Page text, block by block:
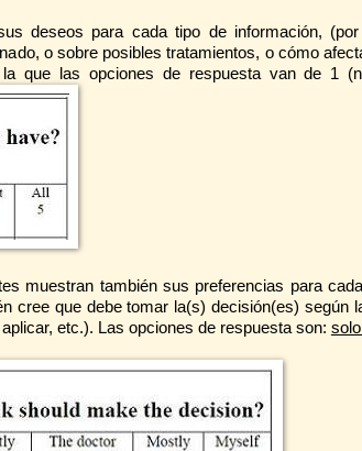
deseos para cada tipo de información,
o sobre posibles tratamientos, o cómo
que las opciones de respuesta van de 1
muestran también sus preferencias para
cree que debe tomar la(s) decisión(es) según
etc.). Las opciones de respuesta son: